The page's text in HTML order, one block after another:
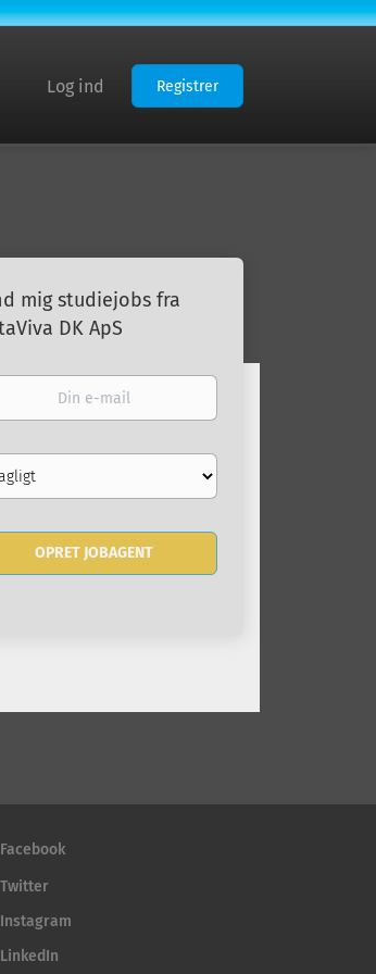
Log ind Registrer
mig studiejobs fra
DK ApS
Facebook
Twitter
Instagram
LinkedIn